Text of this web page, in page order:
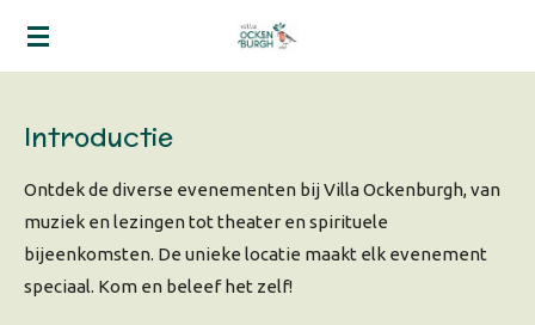
Ga
deIntroductie
Ontdek de diverse evenementen bij Villa Ockenburgh, van
muziek en lezingen tot theater en spirituele
bijeenkomsten. De unieke locatie maakt elk evenement
speciaal. Kom en beleef het zelf!